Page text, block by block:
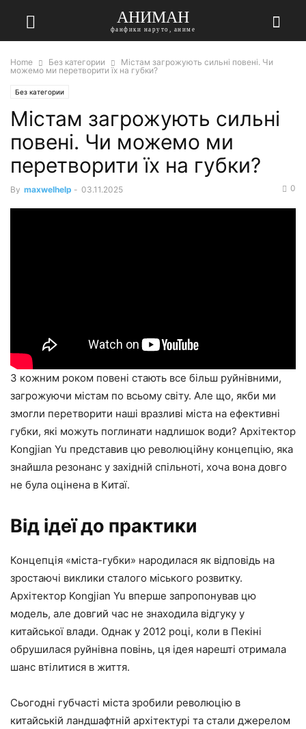
АНИМАН
фанфики наруто, аниме
Home Без категории
Містам загрожують сильні повені. Чи
можемо ми перетворити їх на губки?
Без категории
Містам загрожують сильні
повені. Чи можемо ми
перетворити їх на губки?
By maxwelhelp - 03.11.2025 0
З кожним роком повені стають все більш руйнівними,
загрожуючи містам по всьому світу. Але що, якби ми
змогли перетворити наші вразливі міста на ефективні
губки, які можуть поглинати надлишок води? Архітектор
Kongjian Yu представив цю революційну концепцію, яка
знайшла резонанс у західній спільноті, хоча вона довго
не була оцінена в Китаї.
Від ідеї до практики
Концепція «міста-губки» народилася як відповідь на
зростаючі виклики сталого міського розвитку.
Архітектор Kongjian Yu вперше запропонував цю
модель, але довгий час не знаходила відгуку у
китайської влади. Однак у 2012 році, коли в Пекіні
обрушилася руйнівна повінь, ця ідея нарешті отримала
шанс втілитися в життя.
Сьогодні губчасті міста зробили революцію в
китайській ландшафтній архітектурі та стали джерелом